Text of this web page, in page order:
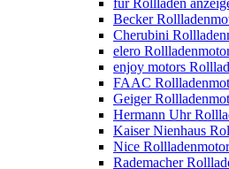
für Rollladen
Becker
Cherubini
elero
enjoy motors
FAAC
Geiger
Hermann Uhr
Kaiser Nienhaus
Nice
Rademacher